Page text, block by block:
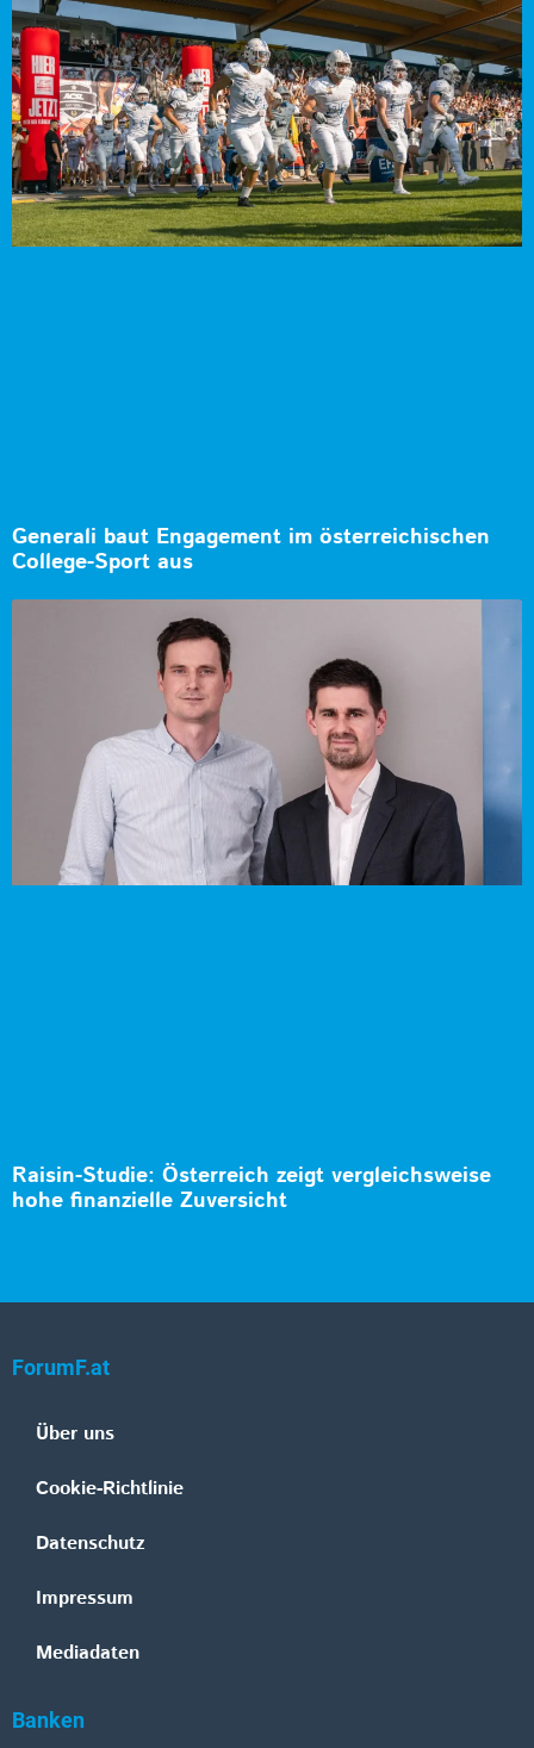
Generali baut Engagement im österreichischen
College-Sport aus
Raisin-Studie: Österreich zeigt vergleichsweise
hohe finanzielle Zuversicht
ForumF.at
Über uns
Cookie-Richtlinie
Datenschutz
Impressum
Mediadaten
Banken